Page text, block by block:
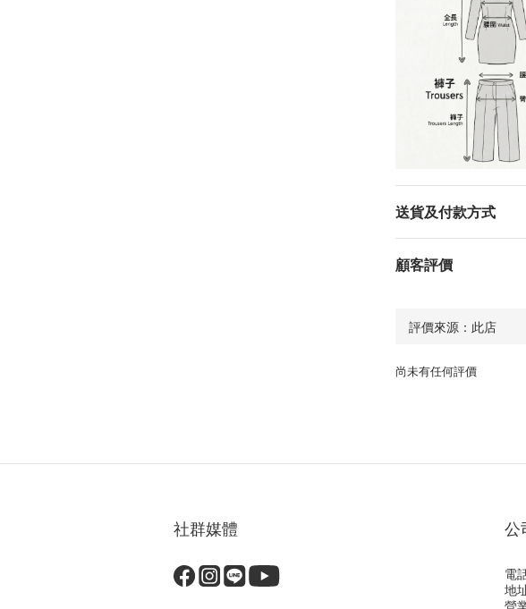
送貨及付款方式
顧客評價
尚未有任何評價
社群媒體 公
電
地
營